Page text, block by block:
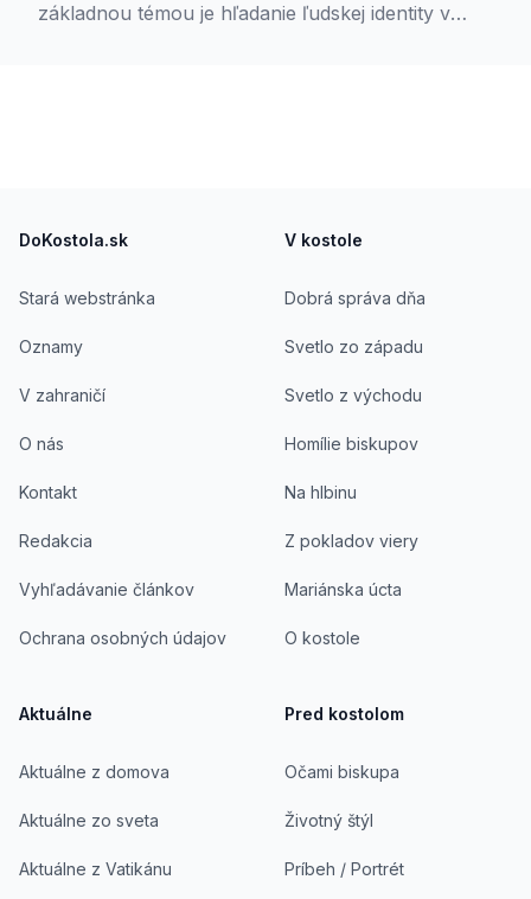
základnou témou je hľadanie ľudskej identity v
DoKostola.sk
Stará webstránka
Oznamy
V zahraničí
O nás
Kontakt
Redakcia
Vyhľadávanie článkov
Ochrana osobných údajov
Aktuálne
Aktuálne z domova
Aktuálne zo sveta
Aktuálne z Vatikánu
V kostole
Dobrá správa dňa
Svetlo zo západu
Svetlo z východu
Homílie biskupov
Na hlbinu
Z pokladov viery
Mariánska úcta
O kostole
Pred kostolom
Očami biskupa
Životný štýl
Príbeh / Portrét